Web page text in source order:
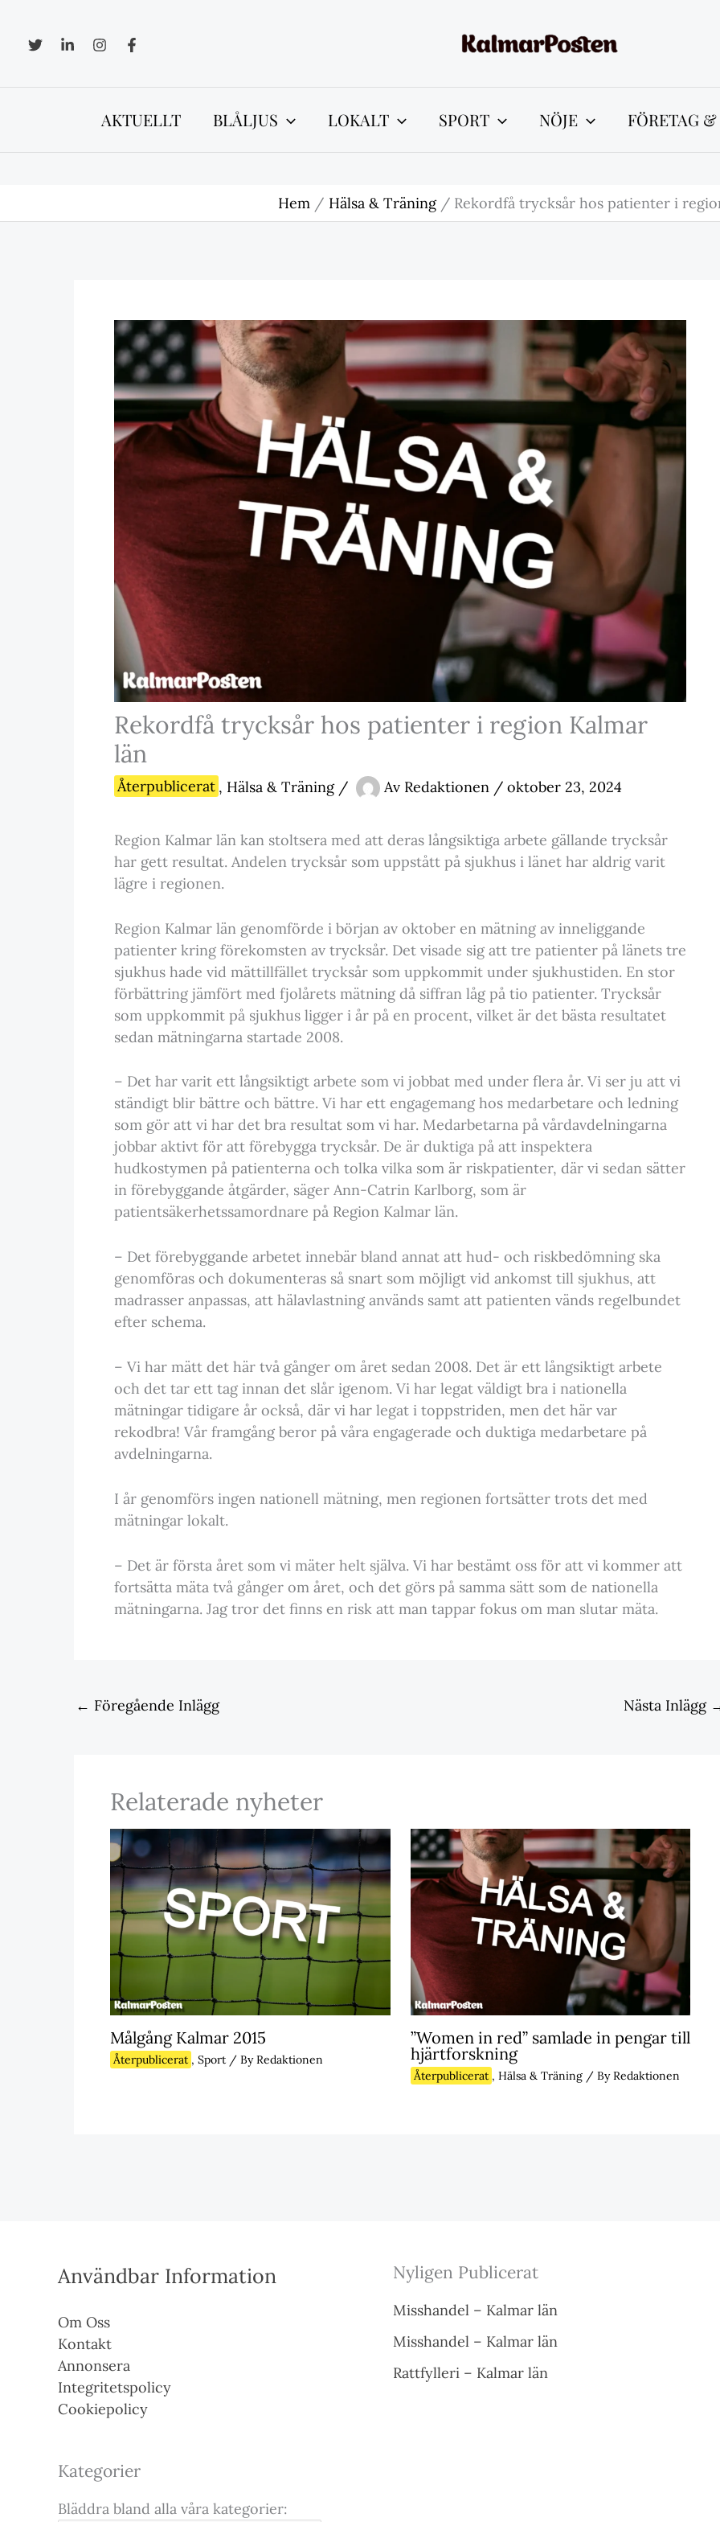
innehåll
AKTUELLT BLÅLJUS LOKALT SPORT NÖJE FÖRETAG
Hem Hälsa & Träning Rekordfå trycksår hos patienter i
Rekordfå trycksår hos patienter i region Kalmar
län
Återpublicerat , Hälsa & Träning/ Av Redaktionen / oktober 23, 2024
Region Kalmar län kan stoltsera med att deras långsiktiga arbete gällande trycksår
har gett resultat. Andelen trycksår som uppstått på sjukhus i länet har aldrig varit
lägre i regionen.
Region Kalmar län genomförde i början av oktober en mätning av inneliggande
patienter kring förekomsten av trycksår. Det visade sig att tre patienter på länets tre
sjukhus hade vid mättillfället trycksår som uppkommit under sjukhustiden. En stor
förbättring jämfört med fjolårets mätning då siffran låg på tio patienter. Trycksår
som uppkommit på sjukhus ligger i år på en procent, vilket är det bästa resultatet
sedan mätningarna startade 2008.
– Det har varit ett långsiktigt arbete som vi jobbat med under flera år. Vi ser ju att vi
ständigt blir bättre och bättre. Vi har ett engagemang hos medarbetare och ledning
som gör att vi har det bra resultat som vi har. Medarbetarna på vårdavdelningarna
jobbar aktivt för att förebygga trycksår. De är duktiga på att inspektera
hudkostymen på patienterna och tolka vilka som är riskpatienter, där vi sedan sätter
in förebyggande åtgärder, säger Ann-Catrin Karlborg, som är
patientsäkerhetssamordnare på Region Kalmar län.
– Det förebyggande arbetet innebär bland annat att hud- och riskbedömning ska
genomföras och dokumenteras så snart som möjligt vid ankomst till sjukhus, att
madrasser anpassas, att hälavlastning används samt att patienten vänds regelbundet
efter schema.
– Vi har mätt det här två gånger om året sedan 2008. Det är ett långsiktigt arbete
och det tar ett tag innan det slår igenom. Vi har legat väldigt bra i nationella
mätningar tidigare år också, där vi har legat i toppstriden, men det här var
rekodbra! Vår framgång beror på våra engagerade och duktiga medarbetare på
avdelningarna.
I år genomförs ingen nationell mätning, men regionen fortsätter trots det med
mätningar lokalt.
– Det är första året som vi mäter helt själva. Vi har bestämt oss för att vi kommer att
fortsätta mäta två gånger om året, och det görs på samma sätt som de nationella
mätningarna. Jag tror det finns en risk att man tappar fokus om man slutar mäta.
← Föregående Inlägg Nästa Inlägg
Relaterade nyheter
Målgång Kalmar 2015
Återpublicerat , Sport / ByRedaktionen
”Women in red” samlade in pengar till
hjärtforskning
Återpublicerat , Hälsa & Träning/ ByRedaktionen
Användbar Information
Om Oss
Kontakt
Annonsera
Integritetspolicy
Cookiepolicy
Kategorier
Bläddra bland alla våra kategorier:
Nyligen Publicerat
Misshandel – Kalmar län
Misshandel – Kalmar län
Rattfylleri – Kalmar län